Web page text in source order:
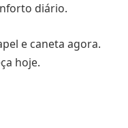
diário.
e caneta agora.
hoje.